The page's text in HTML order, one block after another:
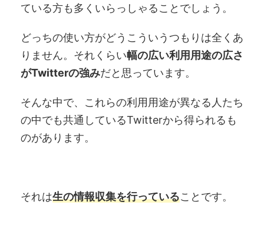
ている方も多くいらっしゃることでしょう。
どっちの使い方がどうこういうつもりは全くあ
りません。それくらい幅の広い利用用途の広さ
がTwitterの強みだと思っています。
そんな中で、これらの利用用途が異なる人たち
の中でも共通しているTwitterから得られるも
のがあります。
それは生の情報収集を行っていることです。